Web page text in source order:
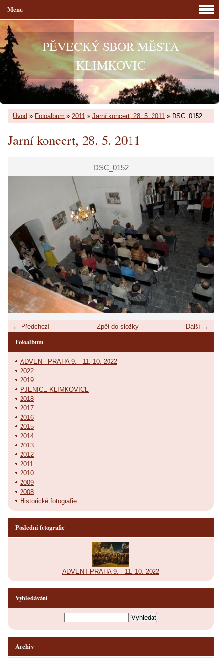
PĚVECKÝ SBOR MĚSTA
KLIMKOVIC
Úvod » Fotoalbum » 2011 » Jarní koncert, 28. 5. 2011 » DSC_0152
Jarní koncert, 28. 5. 2011
DSC_0152
← Předchozí Další →
Zpět do složky
Menu
Fotoalbum
ADVENT PRAHA 9. - 11. 10. 2022
2022
2019
PJENICE KLIMKOVICE
2018
2017
2016
2015
2014
2013
2012
2011
2010
2009
2008
Historické fotografie
Poslední fotografie
ADVENT PRAHA 9. - 11. 10. 2022
Vyhledávání
Archiv